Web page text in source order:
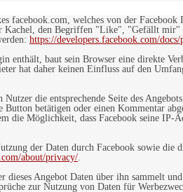
facebook.com, welches von der
Kachel, den Begriffen "Like", "Gefällt
https://developers.facebook.com/
enthält, baut sein Browser eine direkte
hat daher keinen Einfluss auf den
die entsprechende Seite des
betätigen oder einen Kommentar
die Möglichkeit, dass Facebook seine
der Daten durch Facebook sowie
about/privacy/.
Angebot Daten über ihn sammelt
zur Nutzung von Daten für